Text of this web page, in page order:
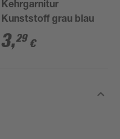
Kehrgarnitur
Kunststoff grau blau
3,29 €